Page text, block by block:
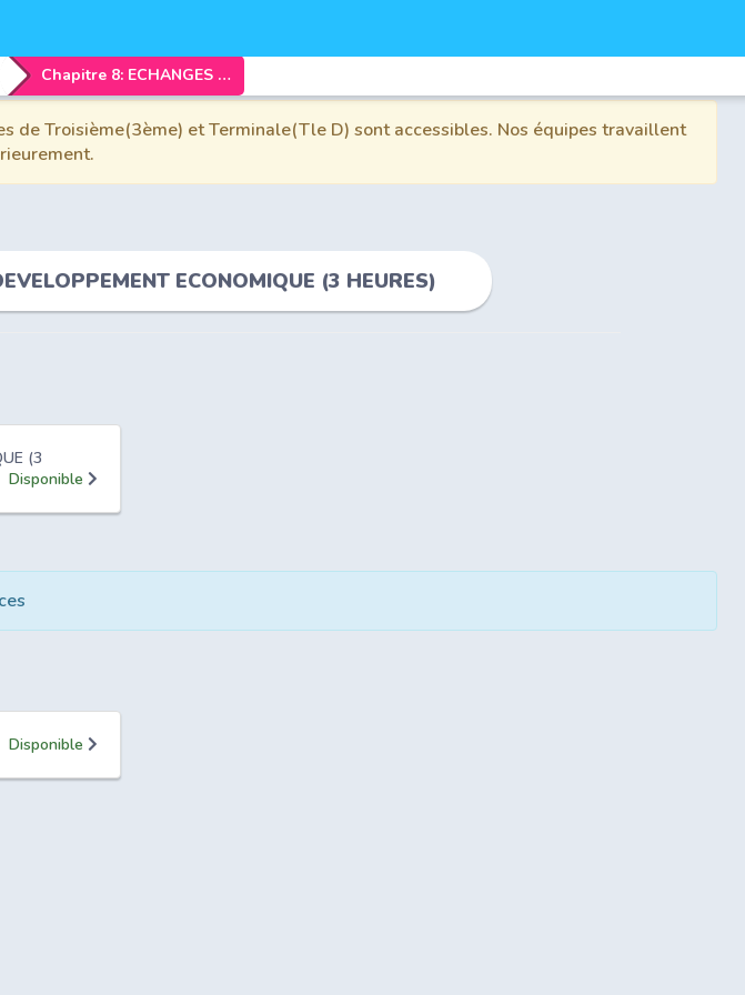
Chapitre 8: ECHANGES ET DEVELOPPEMENT ECONOMIQUE (3 HEURES)
de Troisième(3ème) et Terminale(Tle D) sont accessibles. Nos équipes travaillent
ECONOMIQUE (3 HEURES)
(3
Disponible
Disponible